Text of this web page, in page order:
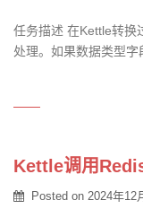
任务描述 在Kettle转换
处理。如果数据类型
Kettle调用
Posted on 2024年12